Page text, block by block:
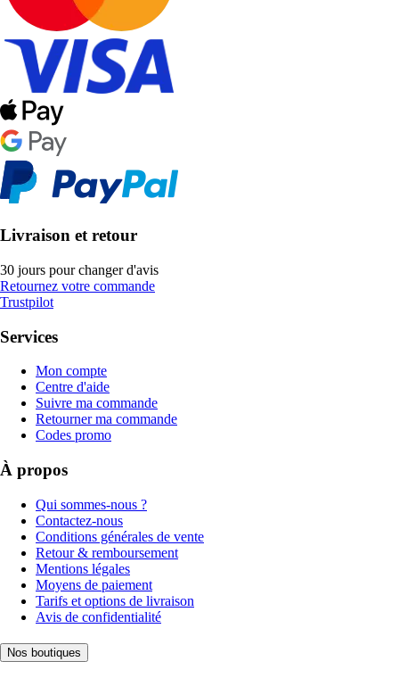
Livraison et retour
30 jours pour changer d'avis
Retournez votre commande
Trustpilot
Services
Mon compte
Centre d'aide
Suivre ma commande
Retourner ma commande
Codes promo
À propos
Qui sommes-nous ?
Contactez-nous
Conditions générales de vente
Retour & remboursement
Mentions légales
Moyens de paiement
Tarifs et options de livraison
Avis de confidentialité
Nos boutiques